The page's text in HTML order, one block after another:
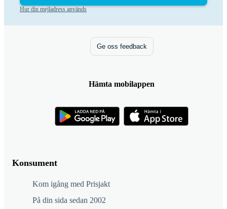
Hur din mejladress används
Konsument
Kom igång med Prisjakt
På din sida sedan 2002
Ge oss feedback
Hämta mobilappen